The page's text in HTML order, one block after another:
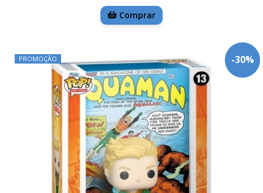
Comprar
-30%
PROMOÇÃO